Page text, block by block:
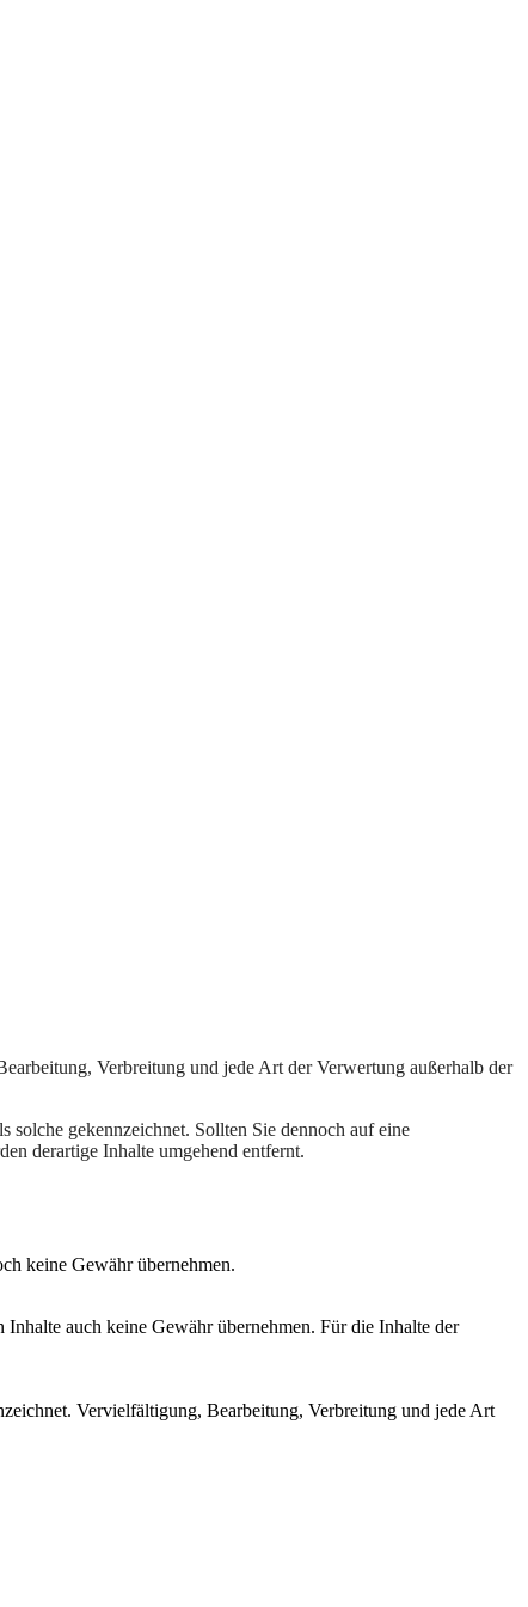
Verbreitung und jede Art der Verwertung außerhalb der
solche gekennzeichnet. Sollten Sie dennoch auf eine
derartige Inhalte umgehend entfernt.
keine Gewähr übernehmen.
auch keine Gewähr übernehmen. Für die Inhalte der
Vervielfältigung, Bearbeitung, Verbreitung und jede Art